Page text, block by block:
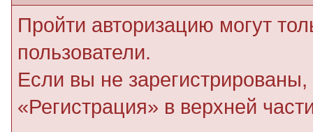
Пройти авторизацию могут
пользователи.
Если вы не
«Регистрация» в верхней